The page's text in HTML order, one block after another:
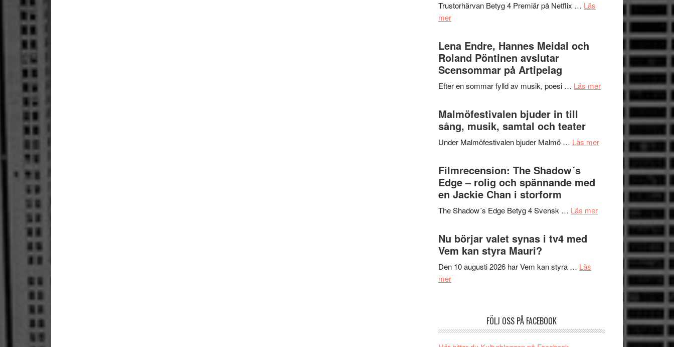
genrens
vidsträckta
Trustorhärvan Betyg 4 Premiär på Netflix … Läs
merom
Trustorhärvan
–
fascinerande,
spännande
och
mycket
att
tänka
Lena Endre, Hannes Meidal och
Roland Pöntinen avslutar
Scensommar på Artipelag
Efter en sommar fylld av musik, poesi … Läs merom
Hannes
Roland
Pöntinen
Scensommar
Artipelag
Malmöfestivalen bjuder in till
sång, musik, samtal och teater
Under Malmöfestivalen bjuder Malmö … Läs merom
Malmöfestivalen
Filmrecension: The Shadow´s
Edge – rolig och spännande med
en Jackie Chan i storform
The Shadow´s Edge Betyg 4 Svensk … Läs merom
Filmrecension:
spännande
med
Nu börjar valet synas i tv4 med
Vem kan styra Mauri?
Den 10 augusti 2026 har Vem kan styra … Läs
merom
FÖLJ OSS PÅ FACEBOOK